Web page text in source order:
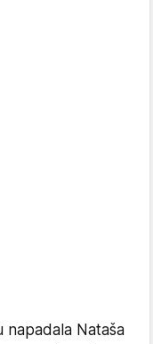
napadala Nataša